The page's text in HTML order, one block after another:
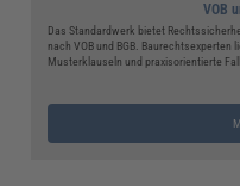
VOB
Das Standardwerk bietet
nach VOB und BGB.
Musterklauseln und praxisorientierte